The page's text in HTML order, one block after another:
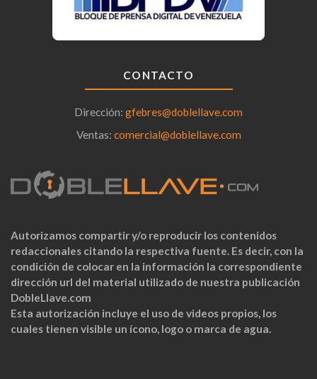
CONTACTO
Dirección: gfebres@doblellave.com
Ventas: comercial@doblellave.com
Autorizamos compartir y/o reproducir los contenidos
redaccionales citando la respectiva fuente. Es decir, con la
condición de colocar en la información la correspondiente
dirección url del material utilizado de nuestra publicación
DobleLlave.com
Esta autorización incluye el uso de videos propios, los
cuales tienen visible un ícono, logo o marca de agua.